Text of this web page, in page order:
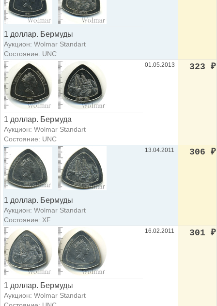
1 доллар. Бермуды
Аукцион: Wolmar Standart
Состояние: UNC
1 доллар. Бермуда
Аукцион: Wolmar Standart
Состояние: UNC
01.05.2013 323 ₽
1 доллар. Бермуды
Аукцион: Wolmar Standart
Состояние: XF
13.04.2011 306 ₽
1 доллар. Бермуды
Аукцион: Wolmar Standart
16.02.2011 301 ₽